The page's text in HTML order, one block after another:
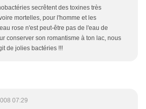
secrêtent des toxines très
mortelles, pour l'homme et les
rose n'est peut-être pas de l'eau de
conserver son romantisme à ton lac, nous
de jolies bactéries !!!
07:29